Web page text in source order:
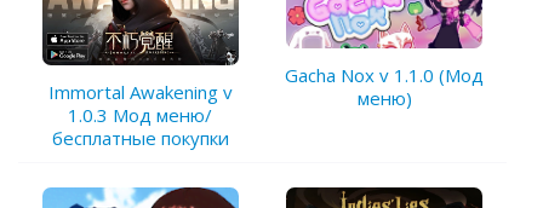
Immortal Awakening v
1.0.3 Мод меню/
бесплатные покупки
Gacha Nox v 1.1.0 (Мод
меню)